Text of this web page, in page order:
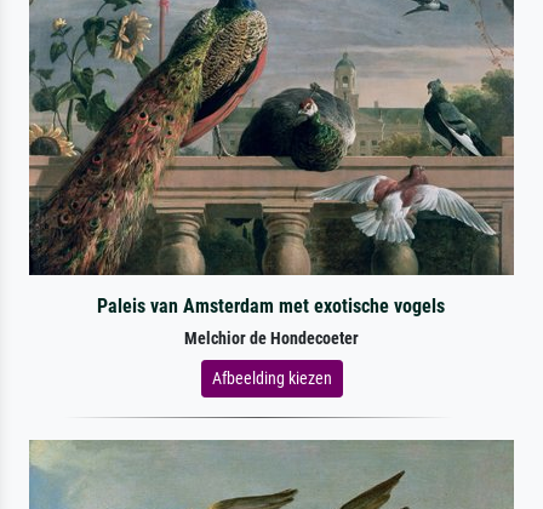
Paleis van Amsterdam met exotische vogels
Melchior de Hondecoeter
Afbeelding kiezen